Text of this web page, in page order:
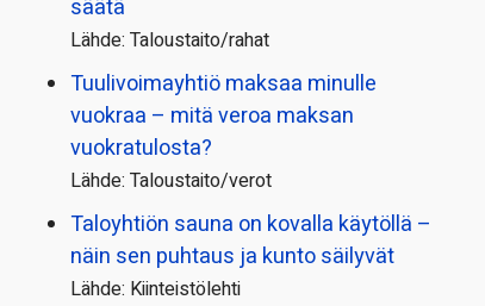
säätä
Lähde: Taloustaito/rahat
Tuulivoimayhtiö maksaa minulle
vuokraa – mitä veroa maksan
vuokratulosta?
Lähde: Taloustaito/verot
Taloyhtiön sauna on kovalla käytöllä –
näin sen puhtaus ja kunto säilyvät
Lähde: Kiinteistölehti